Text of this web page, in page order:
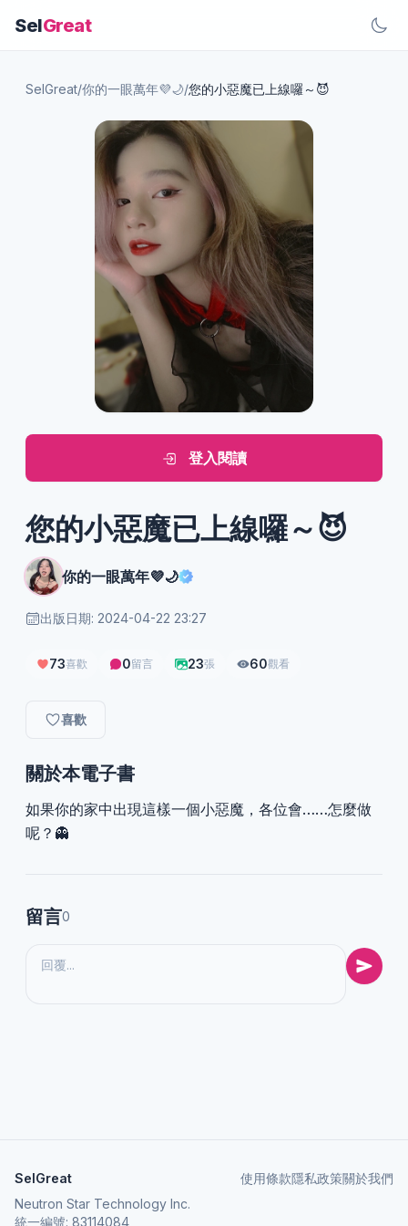
SelGreat
SelGreat/你的一眼萬年💜🌙/您的小惡魔已上線囉～😈
登入閱讀
您的小惡魔已上線囉～😈
你的一眼萬年💜🌙
出版日期: 2024-04-22 23:27
73喜歡 0留言 23張 60觀看
喜歡
關於本電子書
如果你的家中出現這樣一個小惡魔，各位會……怎麼做
呢？👻
留言0
SelGreat
Neutron Star Technology Inc.
統一編號: 83114084
使用條款隱私政策關於我們